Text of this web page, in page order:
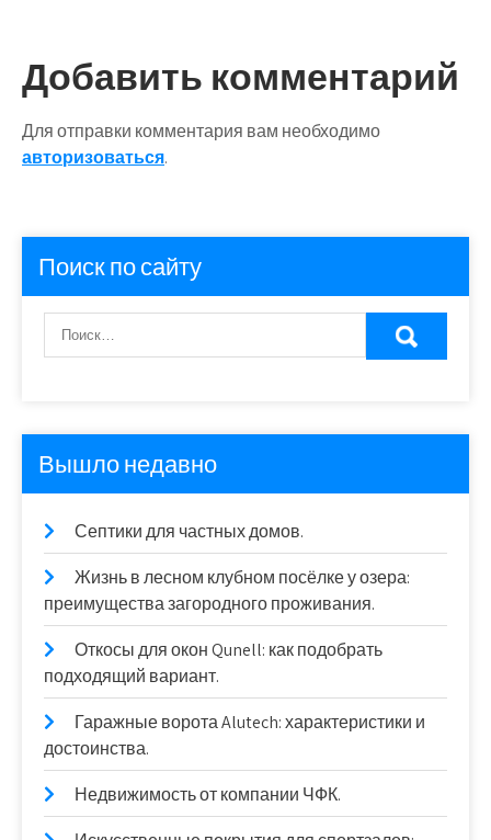
Добавить комментарий
Для отправки комментария вам необходимо
авторизоваться.
Поиск по сайту
Вышло недавно
Септики для частных домов.
Жизнь в лесном клубном посёлке у озера:
преимущества загородного проживания.
Откосы для окон Qunell: как подобрать
подходящий вариант.
Гаражные ворота Alutech: характеристики и
достоинства.
Недвижимость от компании ЧФК.